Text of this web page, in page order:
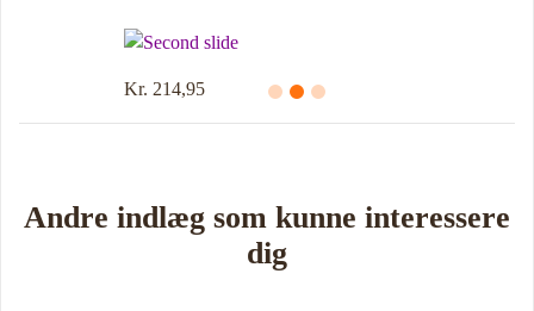
Andre indlæg som kunne interessere
dig